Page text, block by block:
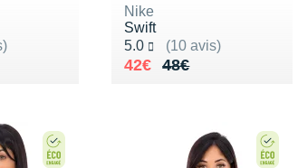
Nike
Swift
5.0
(10 avis)
Noté 5.0 sur 5
48€
Au lieu de 48€
42€
Vendu 42€